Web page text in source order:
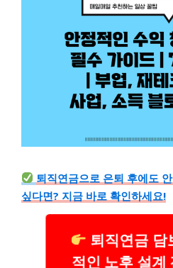
퇴직연금으로 은퇴 후에도
싶다면? 지금 바로 확인하세요!
퇴직연금 담
적인 노후 설계